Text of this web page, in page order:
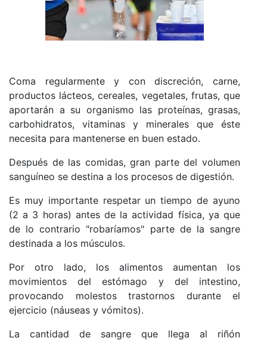
Coma regularmente y con discreción, carne,
productos lácteos, cereales, vegetales, frutas, que
aportarán a su organismo las proteínas, grasas,
carbohidratos, vitaminas y minerales que éste
necesita para mantenerse en buen estado.
Después de las comidas, gran parte del volumen
sanguíneo se destina a los procesos de digestión.
Es muy importante respetar un tiempo de ayuno
(2 a 3 horas) antes de la actividad física, ya que
de lo contrario "robaríamos" parte de la sangre
destinada a los músculos.
Por otro lado, los alimentos aumentan los
movimientos del estómago y del intestino,
provocando molestos trastornos durante el
ejercicio (náuseas y vómitos).
La cantidad de sangre que llega al riñón